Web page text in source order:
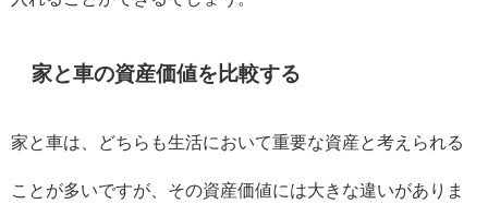
家と車の資産価値を比較する
家と車は、どちらも生活において重要な資産と考えられる
ことが多いですが、その資産価値には大きな違いがありま